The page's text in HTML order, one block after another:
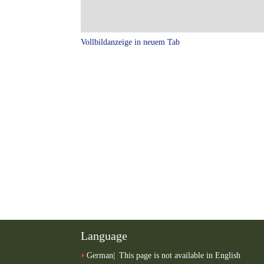
Vollbildanzeige in neuem Tab
Language
German This page is not available in English